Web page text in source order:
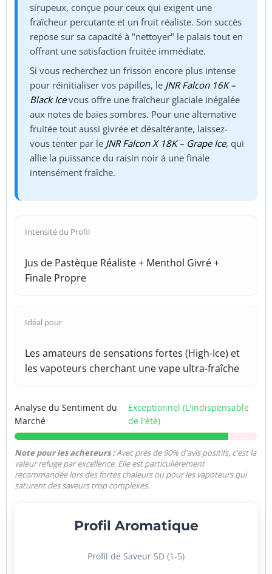
sirupeux, conçue pour ceux qui exigent une
fraîcheur percutante et un fruit réaliste. Son succès
repose sur sa capacité à "nettoyer" le palais tout en
offrant une satisfaction fruitée immédiate.
Si vous recherchez un frisson encore plus intense
pour réinitialiser vos papilles, le JNR Falcon 16K –
Black Icevous offre une fraîcheur glaciale inégalée
aux notes de baies sombres. Pour une alternative
fruitée tout aussi givrée et désaltérante, laissez-
vous tenter par le JNR Falcon X 18K – Grape Ice, qui
allie la puissance du raisin noir à une finale
intensément fraîche.
Intensité du Profil
Jus de Pastèque Réaliste + Menthol Givré +
Finale Propre
Idéal pour
Les amateurs de sensations fortes (High-Ice) et
les vapoteurs cherchant une vape ultra-fraîche
Analyse du Sentiment du
Marché
Exceptionnel (L'indispensable
de l'été)
Note pour les acheteurs :Avec près de 90% d'avis positifs, c'est la
valeur refuge par excellence. Elle est particulièrement
recommandée lors des fortes chaleurs ou pour les vapoteurs qui
saturent des saveurs trop complexes.
Profil Aromatique
Profil de Saveur 5D (1-5)